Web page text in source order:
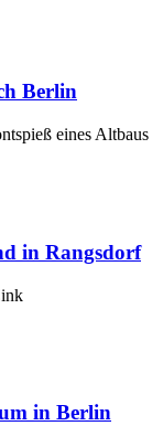
Berlin
eines Altbaus
in Rangsdorf
in Berlin